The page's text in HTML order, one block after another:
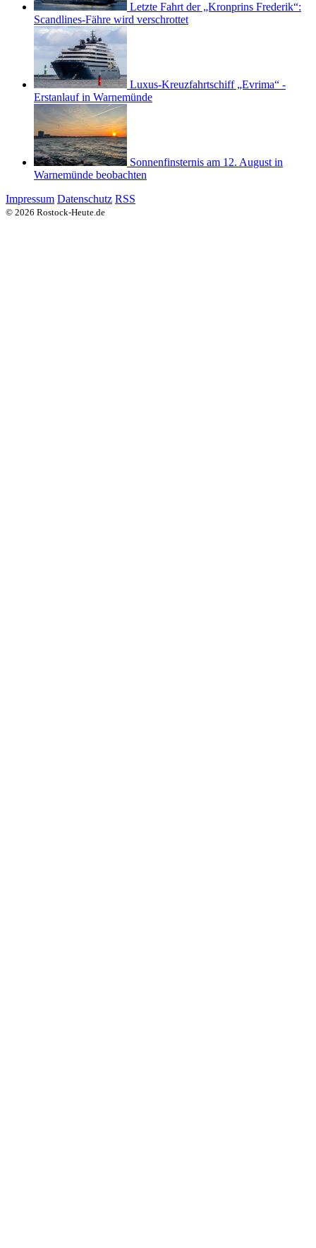
Letzte Fahrt der „Kronprins Frederik“:
Scandlines-Fähre wird verschrottet
Luxus-Kreuzfahrtschiff „Evrima“ -
Erstanlauf in Warnemünde
Sonnenfinsternis am 12. August in
Warnemünde beobachten
Impressum Datenschutz RSS
© 2026 Rostock-Heute.de